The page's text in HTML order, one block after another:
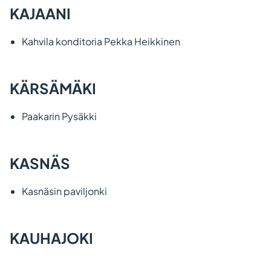
KAJAANI
Kahvila konditoria Pekka Heikkinen
KÄRSÄMÄKI
Paakarin Pysäkki
KASNÄS
Kasnäsin paviljonki
KAUHAJOKI